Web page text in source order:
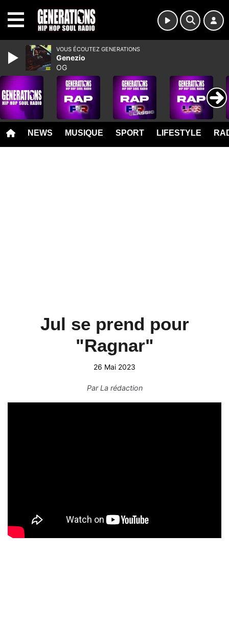
NEWS MUSIQUE SPORT LIFESTYLE
Jul se prend pour
"Ragnar"
26 Mai 2023
ParLa rédaction
VOUS ÉCOUTEZ GENERATIONS
Genezio
OG